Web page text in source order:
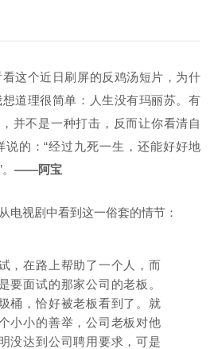
这个近日刷屏的反鸡汤短片，为什
道理很简单：人生没有玛丽苏。有
并不是一种打击，反而让你看清自
的：“经过九死一生，还能好好地
——阿宝
电视剧中看到这一俗套的情节：
，在路上帮助了一个人，而
要面试的那家公司的老板。
桶，恰好被老板看到了。就
小小的善举，公司老板对他
没达到公司聘用要求，可是